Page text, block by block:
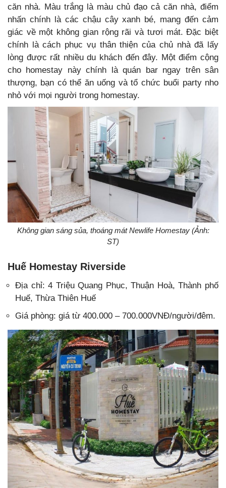
căn nhà. Màu trắng là màu chủ đạo cả căn nhà, điểm
nhấn chính là các chậu cây xanh bé, mang đến cảm
giác về một không gian rộng rãi và tươi mát. Đặc biệt
chính là cách phục vụ thân thiện của chủ nhà đã lấy
lòng được rất nhiều du khách đến đây. Một điểm cộng
cho homestay này chính là quán bar ngay trên sân
thượng, bạn có thể ăn uống và tổ chức buổi party nho
nhỏ với mọi người trong homestay.
Không gian sáng sủa, thoáng mát Newlife Homestay (Ảnh:
ST)
Huế Homestay Riverside
Địa chỉ: 4 Triệu Quang Phục, Thuận Hoà, Thành phố
Huế, Thừa Thiên Huế
Giá phòng: giá từ 400.000 – 700.000VNĐ/người/đêm.